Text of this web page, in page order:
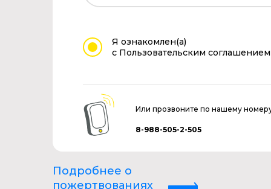
Я ознакомлен(а)
с Пользовательским соглашением
Или прозвоните по нашему
8-988-505-2-505
Подробнее о
пожертвованиях